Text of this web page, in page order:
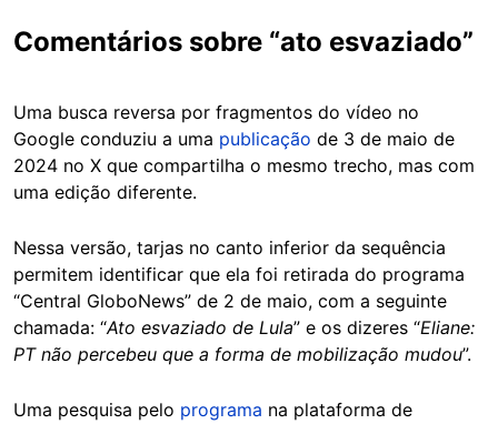
Comentários sobre “ato esvaziado”
Uma busca reversa por fragmentos do vídeo no
Google conduziu a uma publicação de 3 de maio de
2024 no X que compartilha o mesmo trecho, mas com
uma edição diferente.
Nessa versão, tarjas no canto inferior da sequência
permitem identificar que ela foi retirada do programa
“Central GloboNews” de 2 de maio, com a seguinte
chamada: “Ato esvaziado de Lula” e os dizeres “Eliane:
PT não percebeu que a forma de mobilização mudou”.
Uma pesquisa pelo programa na plataforma de